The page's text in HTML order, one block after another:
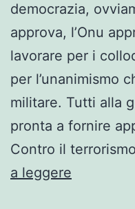
democrazia,
approva, l’Onu
lavorare per i
per l’unanimismo
militare. Tutti alla
pronta a fornire
Contro il
a leggere